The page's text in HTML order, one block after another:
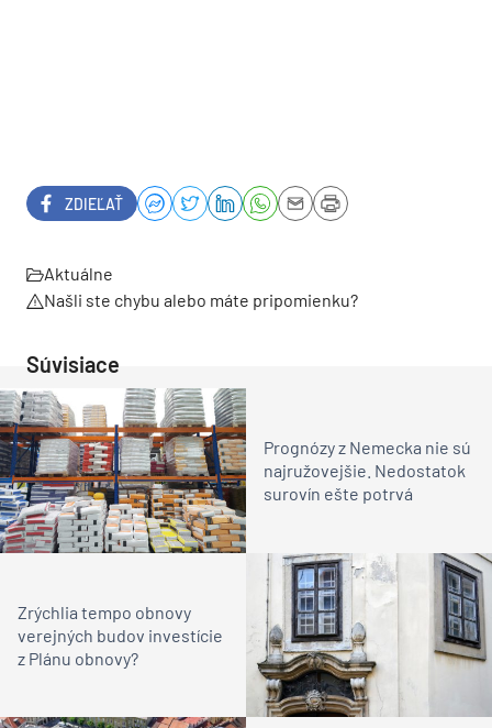
ZDIEĽAŤ
Aktuálne
Našli ste chybu alebo máte pripomienku?
Súvisiace
Prognózy z Nemecka nie sú
najružovejšie. Nedostatok
surovín ešte potrvá
Zrýchlia tempo obnovy
verejných budov investície
z Plánu obnovy?